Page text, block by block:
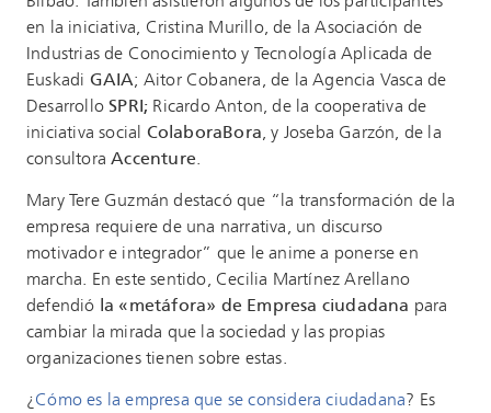
en la iniciativa, Cristina Murillo, de la Asociación de
Industrias de Conocimiento y Tecnología Aplicada de
Euskadi GAIA; Aitor Cobanera, de la Agencia Vasca de
DesarrolloSPRI; Ricardo Anton, de la cooperativa de
iniciativa social ColaboraBora , y Joseba Garzón, de la
consultoraAccenture
Mary Tere Guzmán destacó que “la transformación de la
empresa requiere de una narrativa, un discurso
motivador e integrador” que le anime a ponerse en
marcha. En este sentido, Cecilia Martínez Arellano
defendió la «metáfora» de Empresa ciudadana para
cambiar la mirada que la sociedad y las propias
organizaciones tienen sobre estas.
¿ Cómo es la empresa que se considera ciudadana ? Es